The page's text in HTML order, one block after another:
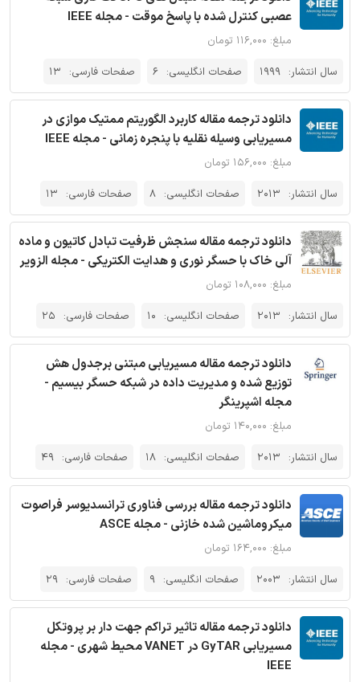
عصبی کنترل شده با پاسخ موقت - مجله IEEE
مبلغ: ۱۱۶,۰۰۰ تومان
سال انتشار: 1999 صفحات انگلیسی: 6 صفحات فارسی: 13
دانلود ترجمه مقاله کاربرد الگوریتم ممتیک موازی در
مسیریابی وسیله نقلیه با پنجره زمانی - مجله IEEE
مبلغ: ۱۵۶,۰۰۰ تومان
سال انتشار: 2013 صفحات انگلیسی: 8 صفحات فارسی: 13
دانلود ترجمه مقاله سنجش ظرفیت تبادل کاتیون و ماده
آلی خاک با حسگر نوری و هدایت الکتریکی - مجله الزویر
مبلغ: ۱۰۸,۰۰۰ تومان
سال انتشار: 2013 صفحات انگلیسی: 10 صفحات فارسی: 25
دانلود ترجمه مقاله مسیریابی مبتنی برجدول هش
توزیع شده و مدیریت داده در شبکه‌ حسگر بیسیم -
مجله اشپرینگر
مبلغ: ۱۴۰,۰۰۰ تومان
سال انتشار: 2013 صفحات انگلیسی: 18 صفحات فارسی: 49
دانلود ترجمه مقاله بررسی فناوری ترانسدیوسر فراصوت
میکروماشین شده خازنی - مجله ASCE
مبلغ: ۱۶۴,۰۰۰ تومان
سال انتشار: 2003 صفحات انگلیسی: 9 صفحات فارسی: 29
دانلود ترجمه مقاله تاثیر تراکم جهت دار بر پروتکل
مسیریابی GyTAR در VANET محیط شهری - مجله
IEEE